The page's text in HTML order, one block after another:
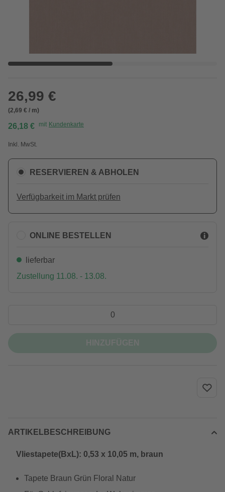
26,99 €
(2,69 € / m)
26,18 € mit Kundenkarte
Inkl. MwSt.
RESERVIEREN & ABHOLEN
Verfügbarkeit im Markt prüfen
ONLINE BESTELLEN
lieferbar
Zustellung 11.08. - 13.08.
ARTIKELBESCHREIBUNG
Vliestapete(BxL): 0,53 x 10,05 m, braun
Tapete Braun Grün Floral Natur